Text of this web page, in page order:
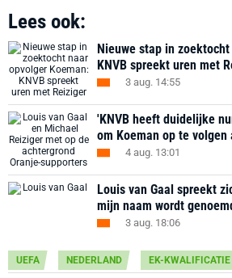
Lees ook:
Nieuwe stap in
KNVB spreekt uren met
3 aug. 14:55
'KNVB heeft duidelijke
om Koeman op te volgen
4 aug. 13:01
Louis van Gaal spreekt
mijn naam wordt
3 aug. 18:06
UEFA NEDERLAND EK-KWALIFICATIE